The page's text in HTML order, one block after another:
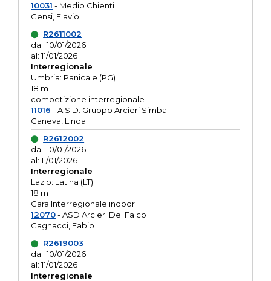
10031 - Medio Chienti
Censi, Flavio
R2611002
dal: 10/01/2026
al: 11/01/2026
Interregionale
Umbria: Panicale (PG)
18 m
competizione interregionale
11016 - A.S.D. Gruppo Arcieri Simba
Caneva, Linda
R2612002
dal: 10/01/2026
al: 11/01/2026
Interregionale
Lazio: Latina (LT)
18 m
Gara Interregionale indoor
12070- ASD Arcieri Del Falco
Cagnacci, Fabio
R2619003
dal: 10/01/2026
al: 11/01/2026
Interregionale